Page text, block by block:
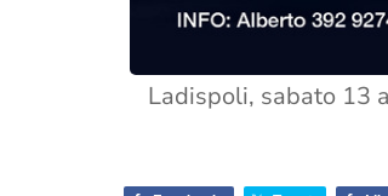
Ladispoli, sabato 13